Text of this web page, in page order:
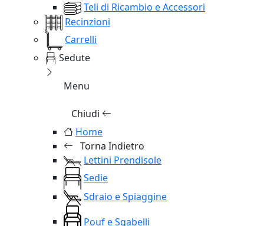
Teli di Ricambio e Accessori
Recinzioni
Carrelli
Sedute
Menu
Chiudi
Home
Torna Indietro
Lettini Prendisole
Sedie
Sdraio e Spiaggine
Pouf e Sgabelli